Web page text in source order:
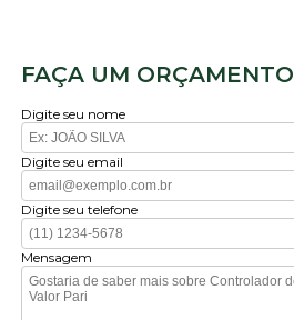
FAÇA UM ORÇAMENTO
Digite seu nome
Digite seu email
Digite seu telefone
Mensagem